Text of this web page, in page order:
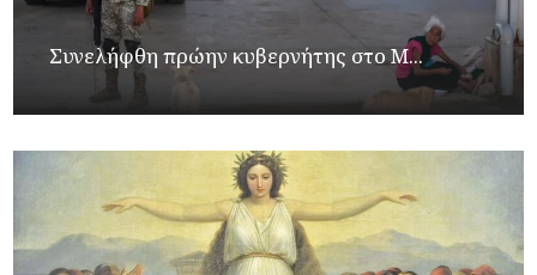
Συνελήφθη πρώην κυβερνήτης στο Μ...